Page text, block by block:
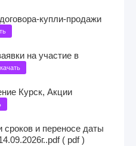
купли-продажи
на участие в
Курск, Акции
и переносе даты
( pdf )